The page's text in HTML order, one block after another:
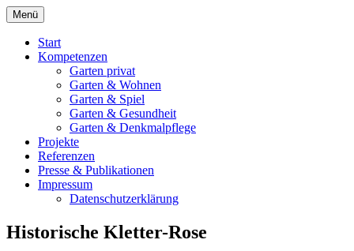
Springe
zum
InhaltWEISSER
LandschaftsArchitekten
Wuppertal
Denkmalpflege
Menü
Start
Kompetenzen
Garten privat
Garten & Wohnen
Garten & Spiel
Garten & Gesundheit
Garten & Denkmalpflege
Projekte
Referenzen
Presse & Publikationen
Impressum
Datenschutzerklärung
Historische Kletter-Rose